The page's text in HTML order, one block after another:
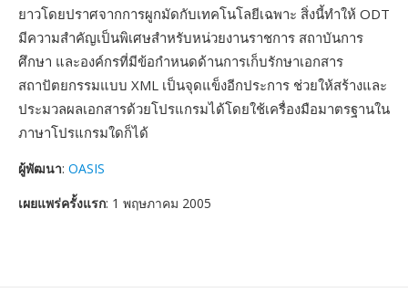
ยาวโดยปราศจากการผูกมัดกับเทคโนโลยีเฉพาะ สิ่งนี้ทำให้ ODT
มีความสำคัญเป็นพิเศษสำหรับหน่วยงานราชการ สถาบันการ
ศึกษา และองค์กรที่มีข้อกำหนดด้านการเก็บรักษาเอกสาร
สถาปัตยกรรมแบบ XML เป็นจุดแข็งอีกประการ ช่วยให้สร้างและ
ประมวลผลเอกสารด้วยโปรแกรมได้โดยใช้เครื่องมือมาตรฐานใน
ภาษาโปรแกรมใดก็ได้
ผู้พัฒนา: OASIS
เผยแพร่ครั้งแรก: 1 พฤษภาคม 2005